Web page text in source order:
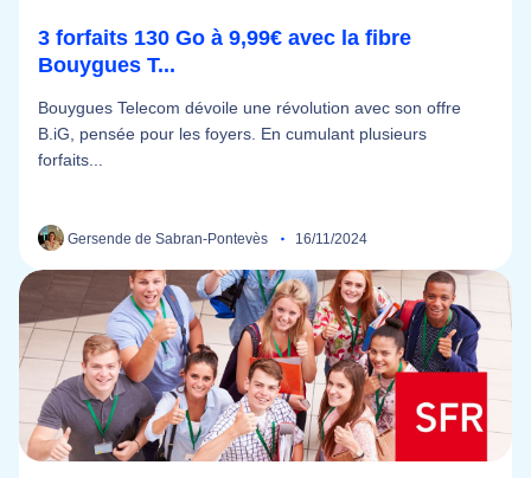
3 forfaits 130 Go à 9,99€ avec la fibre
Bouygues T...
Bouygues Telecom dévoile une révolution avec son offre
B.iG, pensée pour les foyers. En cumulant plusieurs
forfaits...
Gersende de Sabran-Pontevès 16/11/2024